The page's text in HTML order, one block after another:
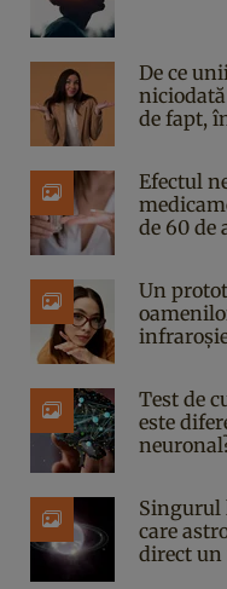
De ce
niciodată
de fapt,
Efectul
de 60 de
Un
Test de
este
Singurul
care
direct